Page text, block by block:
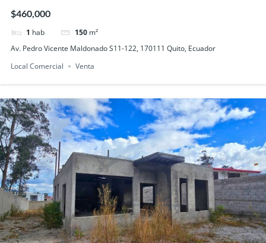
$460,000
1 hab 150 m²
Av. Pedro Vicente Maldonado S11-122, 170111 Quito, Ecuador
Local Comercial
Venta